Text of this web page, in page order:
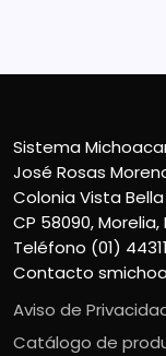
Sistema
José Rosas
Colonia Vista Bella
CP 58090, Morelia,
Teléfono (01)
Contacto
Aviso de
Catálogo de